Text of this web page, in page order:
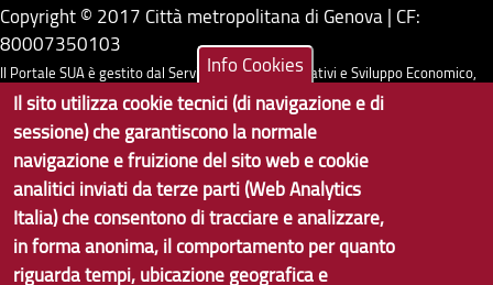
Copyright © 2017 Città metropolitana di Genova | CF:
80007350103
Il Portale SUA è gestito dal Servizio Sistemi Informativi e Sviluppo Economico,
GenovaMetropoli
Tecnologie e Accessibilità
Info Cookies
Il sito utilizza cookie tecnici (di navigazione e di
sessione) che garantiscono la normale
navigazione e fruizione del sito web e cookie
analitici inviati da terze parti (Web Analytics
Italia) che consentono di tracciare e analizzare,
in forma anonima, il comportamento per quanto
riguarda tempi, ubicazione geografica e